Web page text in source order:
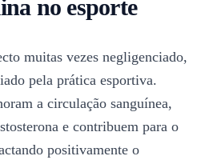
no esporte
muitas vezes negligenciado,
pela prática esportiva.
a circulação sanguínea,
e contribuem para o
positivamente o